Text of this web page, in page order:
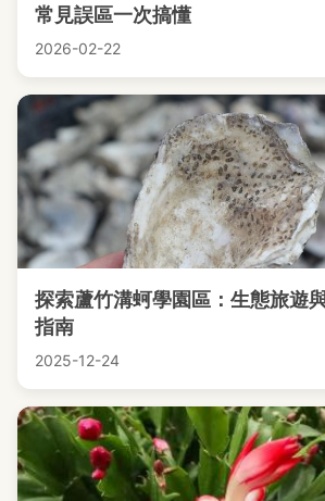
常見誤區一次搞懂
2026-02-22
探索蘆竹溝蚵學園區：生態旅遊
指南
2025-12-24